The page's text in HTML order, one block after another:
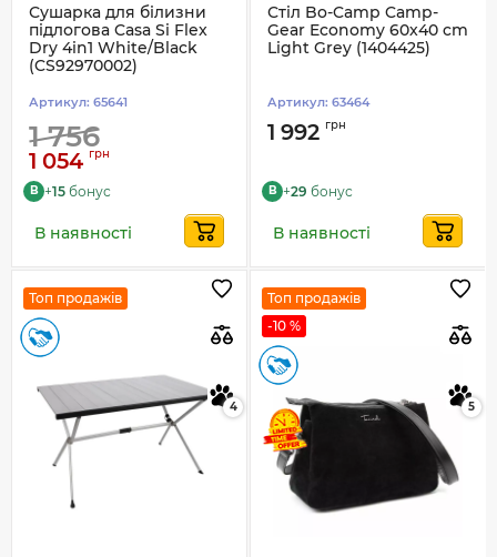
Сушарка для білизни
підлогова Casa Si Flex
Dry 4in1 White/Black
(CS92970002)
Артикул: 65641
1 756
1 054 грн
B +15 бонус
В наявності
Стіл Bo-Camp Camp-
Gear Economy 60x40 cm
Light Grey (1404425)
Артикул: 63464
1 992 грн
B +29 бонус
В наявності
Топ продажів
4
Топ продажів
-10 %
5